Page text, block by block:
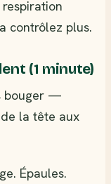
contrôlez plus.
(1 minute)
bouger —
la tête aux
Épaules.